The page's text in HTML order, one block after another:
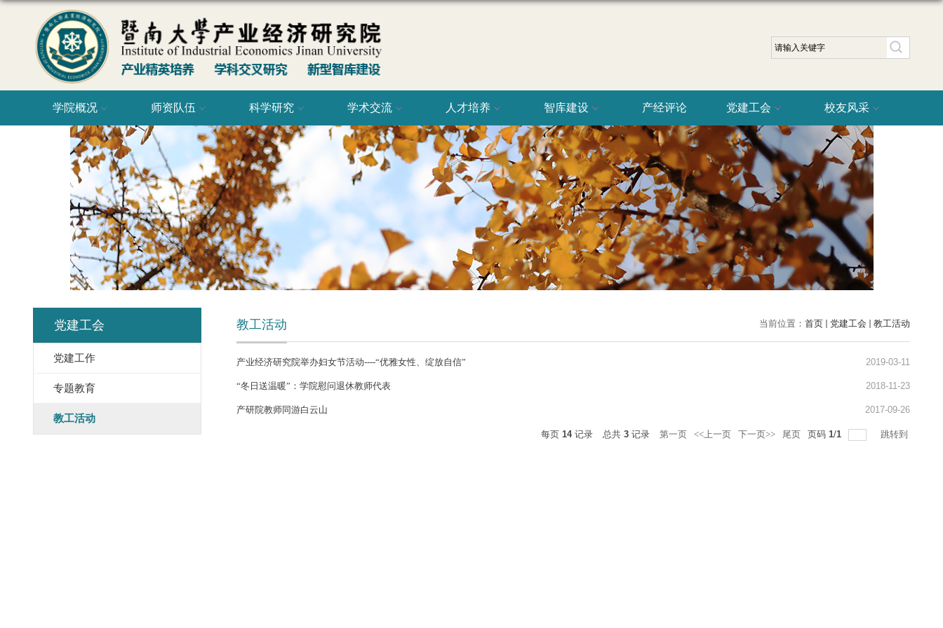
学院概况 师资队伍 科学研究 学术交流 人才培养 智库建设 产经评论 党建工会 校友风采
党建工会
党建工作
专题教育
教工活动
当前位置： 首页 党建工会 教工活动
教工活动
产业经济研究院举办妇女节活动----“优雅女性、绽放自信” 2019-03-11
“冬日送温暖”：学院慰问退休教师代表 2018-11-23
产研院教师同游白云山 2017-09-26
每页 14记录 总共 3 记录 第一页 <<上一页 下一页>> 尾页 页码 1/1 跳转到